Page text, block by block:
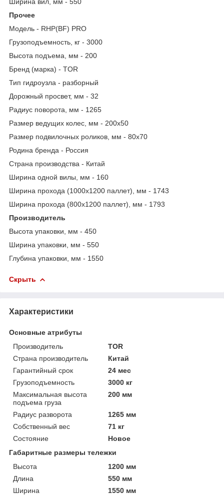
Прочее
Модель - RHP(BF) PRO
Грузоподъемность, кг - 3000
Высота подъема, мм - 200
Бренд (марка) - TOR
Тип гидроузла - разборный
Дорожный просвет, мм - 32
Радиус поворота, мм - 1265
Размер ведущих колес, мм - 200х50
Размер подвилочных роликов, мм - 80х70
Родина бренда - Россия
Страна производства - Китай
Ширина одной вилы, мм - 160
Ширина прохода (1000х1200 паллет), мм - 1743
Ширина прохода (800х1200 паллет), мм - 1793
Производитель
Высота упаковки, мм - 450
Ширина упаковки, мм - 550
Глубина упаковки, мм - 1550
Скрыть
Характеристики
Основные атрибуты
Производитель
TOR
Страна производитель
Китай
Гарантийный срок
24 мес
Грузоподъемность
3000 кг
Максимальная высота
подъема груза
200 мм
Радиус разворота
1265 мм
Собственный вес
71 кг
Состояние
Новое
Габаритные размеры тележки
Высота
1200 мм
Длина
550 мм
Ширина
1550 мм